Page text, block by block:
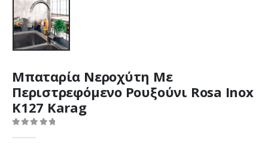
Μπαταρία Νεροχύτη Με
Περιστρεφόμενο Ρουξούνι Rosa Inox
K127 Karag